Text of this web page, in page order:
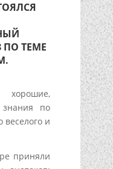
ПО ТЕМЕ
хорошие,
знания по
веселого и
приняли